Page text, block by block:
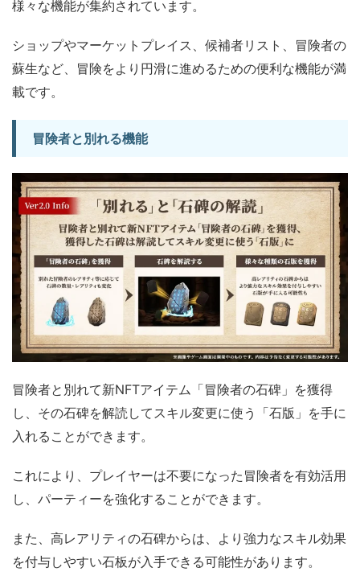
様々な機能が集約されています。
ショップやマーケットプレイス、候補者リスト、冒険者の
蘇生など、冒険をより円滑に進めるための便利な機能が満
載です。
冒険者と別れる機能
冒険者と別れて新NFTアイテム「冒険者の石碑」を獲得
し、その石碑を解読してスキル変更に使う「石版」を手に
入れることができます。
これにより、プレイヤーは不要になった冒険者を有効活用
し、パーティーを強化することができます。
また、高レアリティの石碑からは、より強力なスキル効果
を付与しやすい石板が入手できる可能性があります。